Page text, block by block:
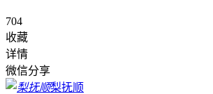
704
收藏
详情
微信分享
梨抚顺